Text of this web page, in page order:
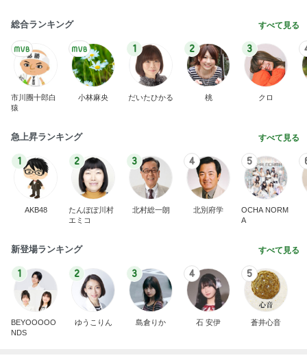
総合ランキング すべて見る
市川團十郎白
猿
小林麻央
1
だいたひかる
2
桃
3
クロ
急上昇ランキング すべて見る
1
AKB48
2
たんぽぽ川村
エミコ
3
北村総一朗
4
北別府学
5
OCHA NORM
A
新登場ランキング すべて見る
1
BEYOOOOO
NDS
2
ゆうこりん
3
島倉りか
4
石 安伊
5
蒼井心音